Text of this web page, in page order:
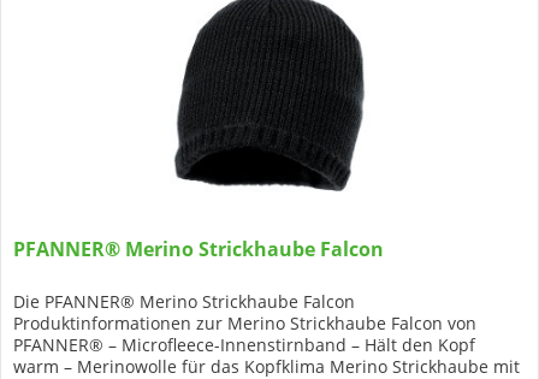
PFANNER® Merino Strickhaube Falcon
Die PFANNER® Merino Strickhaube Falcon
Produktinformationen zur Merino Strickhaube Falcon von
PFANNER® – Microfleece-Innenstirnband – Hält den Kopf
warm – Merinowolle für das Kopfklima Merino Strickhaube mit